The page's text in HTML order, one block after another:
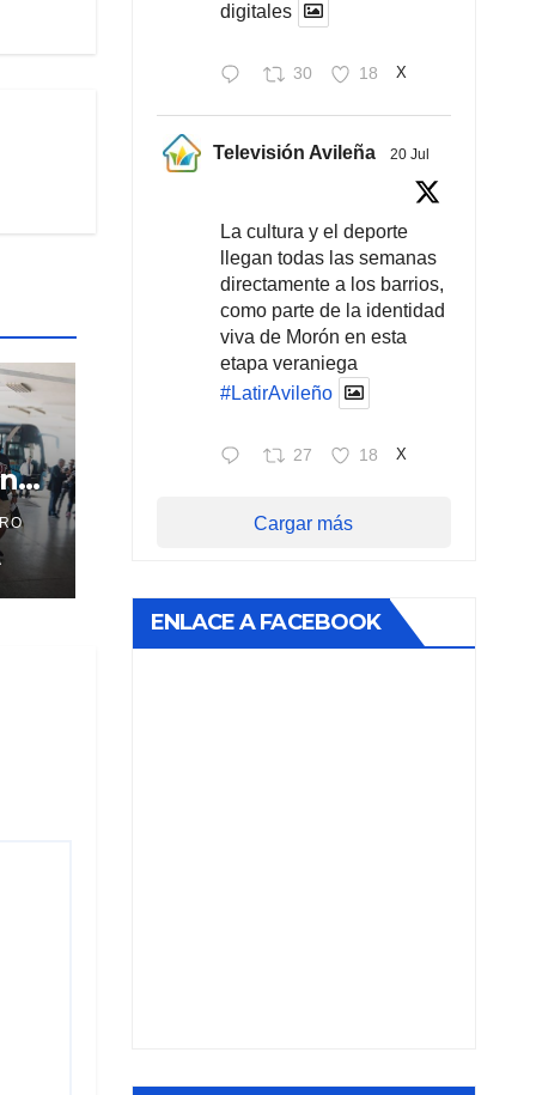
digitales
30 18 X
Televisión Avileña 20 Jul
La cultura y el deporte
llegan todas las semanas
directamente a los barrios,
como parte de la identidad
viva de Morón en esta
etapa veraniega
#LatirAvileño
27 18 X
Cargar más
ENLACE A FACEBOOK